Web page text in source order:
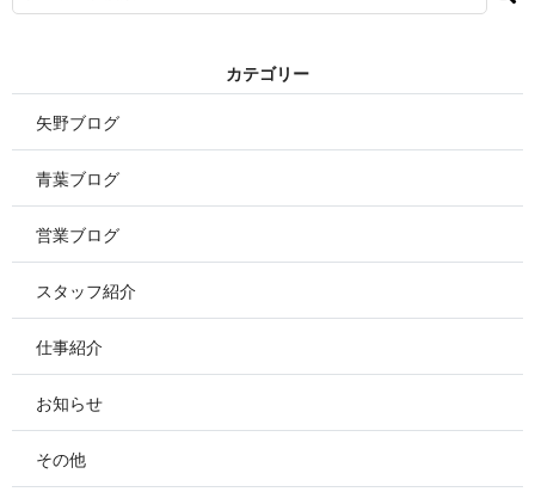
カ テ ゴ リ ー
矢野ブログ
青葉ブログ
営業ブログ
スタッフ紹介
仕事紹介
お知らせ
その他